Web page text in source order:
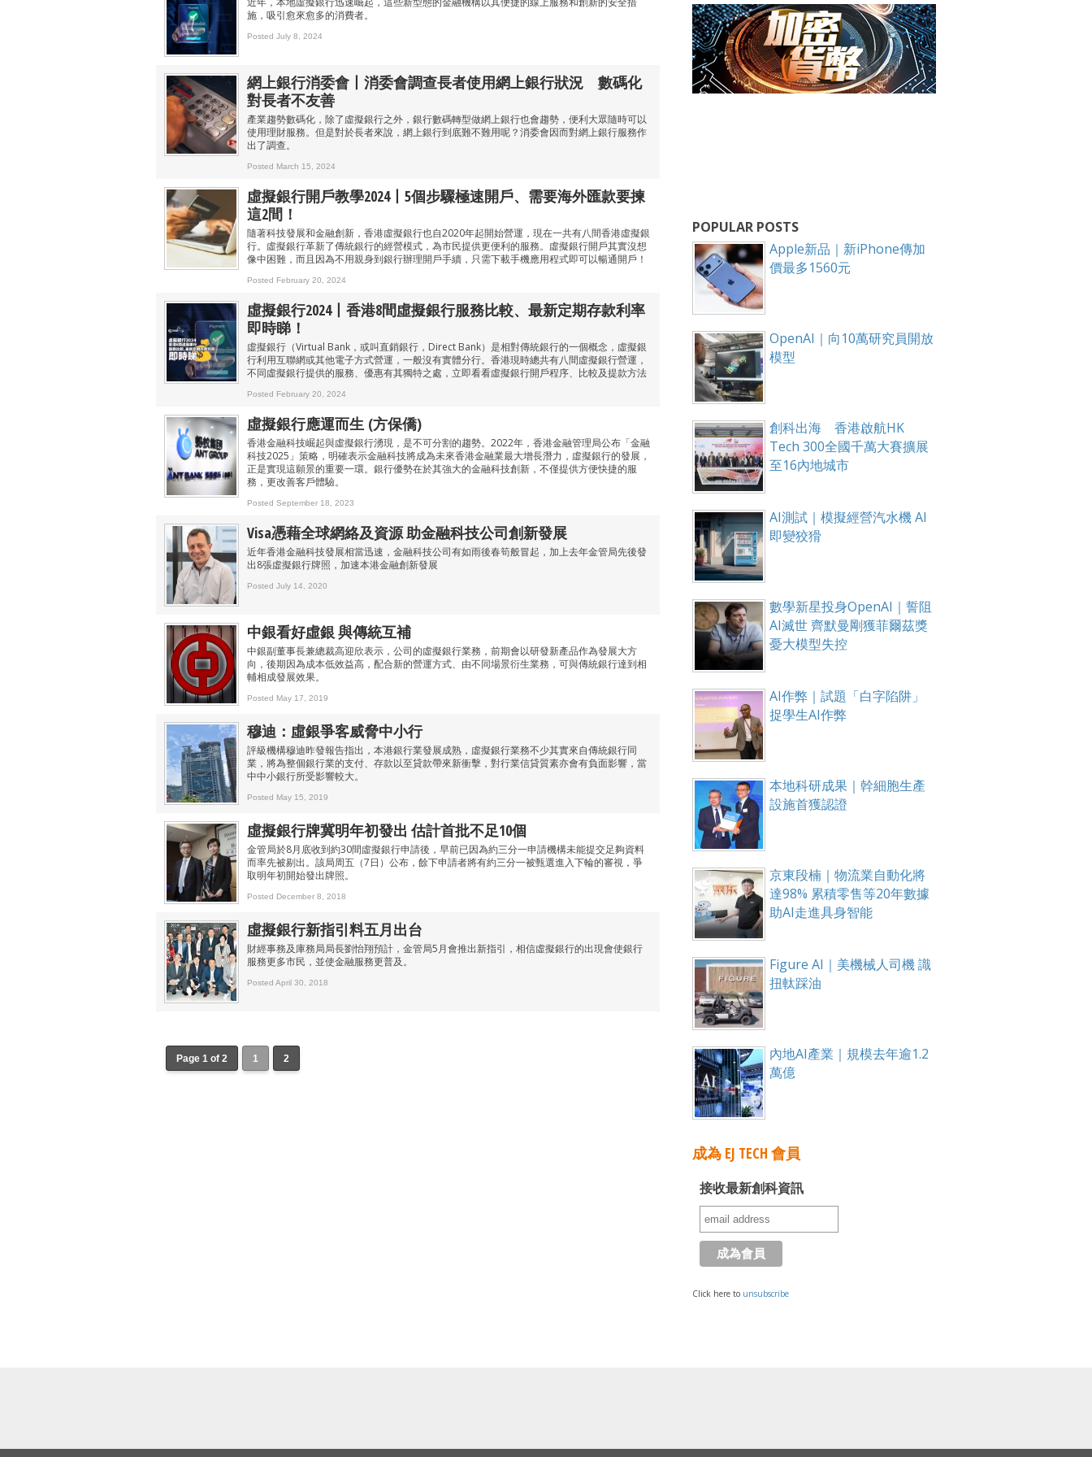
施，吸引愈來愈多的消費者。
Posted July 8, 2024
網上銀行消委會丨消委會調查長者使用網上銀行狀況 數碼化
對長者不友善
產業趨勢數碼化，除了虛擬銀行之外，銀行數碼轉型做網上銀行也會趨勢，便利大眾隨時可以
使用理財服務。但是對於長者來說，網上銀行到底難不難用呢？消委會因而對網上銀行服務作
出了調查。
Posted March 15, 2024
虛擬銀行開戶教學2024丨5個步驟極速開戶、需要海外匯款要揀
這2間！
隨著科技發展和金融創新，香港虛擬銀行也自2020年起開始營運，現在一共有八間香港虛擬銀
行。虛擬銀行革新了傳統銀行的經營模式，為市民提供更便利的服務。虛擬銀行開戶其實沒想
像中困難，而且因為不用親身到銀行辦理開戶手續，只需下載手機應用程式即可以暢通開戶！
Posted February 20, 2024
虛擬銀行2024丨香港8間虛擬銀行服務比較、最新定期存款利率
即時睇！
虛擬銀行（Virtual Bank，或叫直銷銀行，Direct Bank）是相對傳統銀行的一個概念，虛擬銀
行利用互聯網或其他電子方式營運，一般沒有實體分行。香港現時總共有八間虛擬銀行營運，
不同虛擬銀行提供的服務、優惠有其獨特之處，立即看看虛擬銀行開戶程序、比較及提款方法
Posted February 20, 2024
虛擬銀行應運而生 (方保僑)
香港金融科技崛起與虛擬銀行湧現，是不可分割的趨勢。2022年，香港金融管理局公布「金融
科技2025」策略，明確表示金融科技將成為未來香港金融業最大增長潛力，虛擬銀行的發展，
正是實現這願景的重要一環。銀行優勢在於其強大的金融科技創新，不僅提供方便快捷的服
務，更改善客戶體驗。
Posted September 18, 2023
Visa憑藉全球網絡及資源 助金融科技公司創新發展
近年香港金融科技發展相當迅速，金融科技公司有如雨後春筍般冒起，加上去年金管局先後發
出8張虛擬銀行牌照，加速本港金融創新發展
Posted July 14, 2020
中銀看好虛銀 與傳統互補
中銀副董事長兼總裁高迎欣表示，公司的虛擬銀行業務，前期會以研發新產品作為發展大方
向，後期因為成本低效益高，配合新的營運方式、由不同場景衍生業務，可與傳統銀行達到相
輔相成發展效果。
Posted May 17, 2019
穆迪：虛銀爭客威脅中小行
評級機構穆迪昨發報告指出，本港銀行業發展成熟，虛擬銀行業務不少其實來自傳統銀行同
業，將為整個銀行業的支付、存款以至貸款帶來新衝擊，對行業信貸質素亦會有負面影響，當
中中小銀行所受影響較大。
Posted May 15, 2019
虛擬銀行牌冀明年初發出 估計首批不足10個
金管局於8月底收到約30間虛擬銀行申請後，早前已因為約三分一申請機構未能提交足夠資料
而率先被剔出。該局周五（7日）公布，餘下申請者將有約三分一被甄選進入下輪的審視，爭
取明年初開始發出牌照。
Posted December 8, 2018
虛擬銀行新指引料五月出台
財經事務及庫務局局長劉怡翔預計，金管局5月會推出新指引，相信虛擬銀行的出現會使銀行
服務更多市民，並使金融服務更普及。
Posted April 30, 2018
Page 1 of 2 1 2
POPULAR POSTS
Apple新品｜新iPhone傳加
價最多1560元
OpenAI｜向10萬研究員開放
模型
創科出海 香港啟航HK
Tech 300全國千萬大賽擴展
至16內地城市
AI測試｜模擬經營汽水機 AI
即變狡猾
數學新星投身OpenAI｜誓阻
AI滅世 齊默曼剛獲菲爾茲獎
憂大模型失控
AI作弊｜試題「白字陷阱」
捉學生AI作弊
本地科研成果｜幹細胞生產
設施首獲認證
京東段楠｜物流業自動化將
達98% 累積零售等20年數據
助AI走進具身智能
Figure AI｜美機械人司機 識
扭軚踩油
內地AI產業｜規模去年逾1.2
萬億
成為 EJ TECH 會員
接收最新創科資訊
Click here to unsubscribe